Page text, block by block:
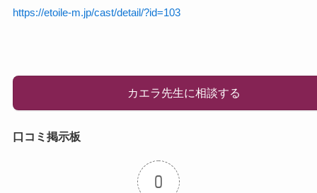
https://etoile-m.jp/cast/detail/?id=103
カエラ先生に相談する
口コミ掲示板
0